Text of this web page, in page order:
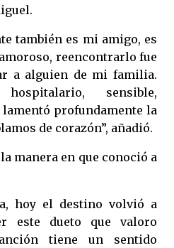
también es mi amigo, es
reencontrarlo fue
a alguien de mi familia.
sensible,
lamentó profundamente la
de corazón”, añadió.
manera en que conoció a
hoy el destino volvió a
este dueto que valoro
tiene un sentido